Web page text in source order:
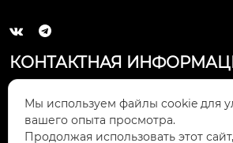
 
КОНТАКТНАЯ

Электронная почта:
rfq@bricsmfg.com
Мы используем файлы cookie для
вашего опыта просмотра.
Продолжая использовать этот